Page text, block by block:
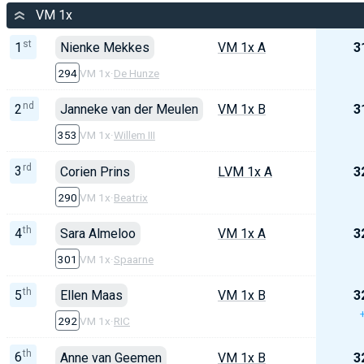
VM 1x
1 st Nienke Mekkes
294VM 1x·De Hunze
VM 1x A
2 nd Janneke van der Meulen
353 VM 1x·Willem III
VM 1x B
3 rd Corien Prins
290 VM 1x·Beatrix
LVM 1x A
4th Sara Almeloo
301 VM 1x·Spaarne
VM 1x A
5th Ellen Maas
292VM 1x·RIC
VM 1x B
6th Anne van Geemen VM 1x B